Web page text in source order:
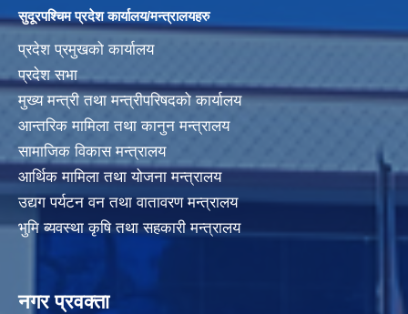
सुदूरपश्चिम प्रदेश कार्यालय/मन्त्रालयहरु
प्रदेश प्रमुखको कार्यालय
प्रदेश सभा
मुख्य मन्त्री तथा मन्त्रीपरिषदको कार्यालय
आन्तरिक मामिला तथा कानुन मन्त्रालय
सामाजिक विकास मन्त्रालय
आर्थिक मामिला तथा योजना मन्त्रालय
उद्यग पर्यटन वन तथा वातावरण मन्त्रालय
भुमि ब्यवस्था कृषि तथा सहकारी मन्त्रालय
नगर प्रवक्ता